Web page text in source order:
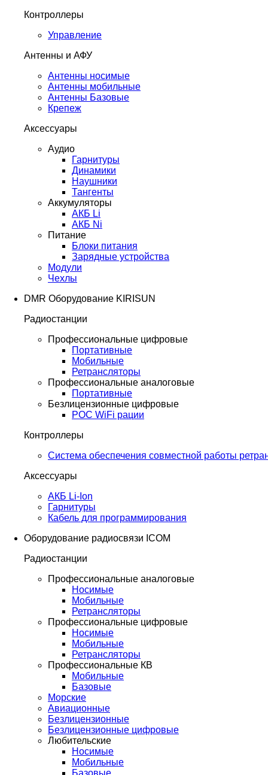
Контроллеры
Управление
Антенны и АФУ
Антенны носимые
Антенны мобильные
Антенны Базовые
Крепеж
Аксессуары
Аудио
Гарнитуры
Динамики
Наушники
Тангенты
Аккумуляторы
АКБ Li
АКБ Ni
Питание
Блоки питания
Зарядные устройства
Модули
Чехлы
DMR Оборудование KIRISUN
Радиостанции
Профессиональные цифровые
Портативные
Мобильные
Ретрансляторы
Профессиональные аналоговые
Портативные
Безлицензионные цифровые
POC WiFi рации
Контроллеры
Система обеспечения совместной работы
Аксессуары
АКБ Li-Ion
Гарнитуры
Кабель для программирования
Оборудование радиосвязи ICOM
Радиостанции
Профессиональные аналоговые
Носимые
Мобильные
Ретрансляторы
Профессиональные цифровые
Носимые
Мобильные
Ретрансляторы
Профессиональные КВ
Мобильные
Базовые
Морские
Авиационные
Безлицензионные
Безлицензионные цифровые
Любительские
Носимые
Мобильные
Базовые